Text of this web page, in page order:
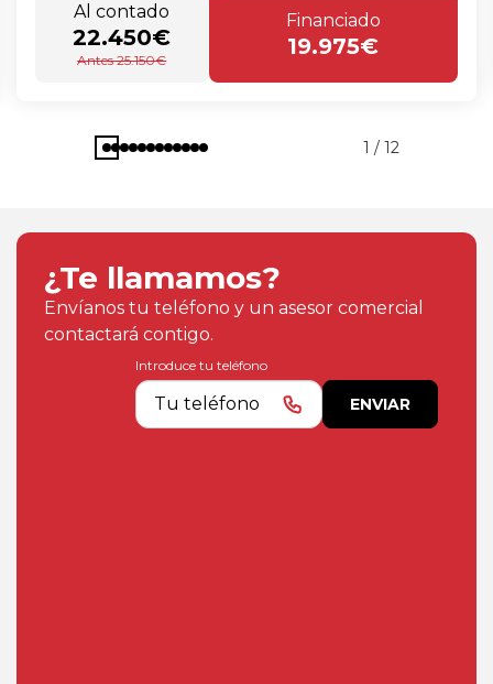
Al contado
22.450€
Antes 25.150€
Financiado
19.975€
1 / 12
¿Te llamamos?
Envíanos tu teléfono y un asesor comercial
contactará contigo.
Introduce tu teléfono
ENVIAR